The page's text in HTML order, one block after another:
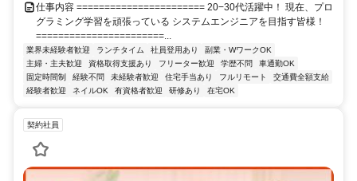
仕事内容 ======================= 20−30代活躍中！ 現在、プロ
グラミング学習を頑張っている システムエンジニアを目指す皆様！
=======================...
業界未経験者歓迎 ランチタイム 社員登用あり
副業・WワークOK
主婦・主夫歓迎
資格取得支援あり フリーター歓迎 学歴不問
車通勤OK
固定時間制
経験不問 未経験者歓迎 住宅手当あり フルリモート
交通費全額支給
経験者歓迎
ネイルOK 有資格者歓迎 研修あり 在宅OK
契約社員